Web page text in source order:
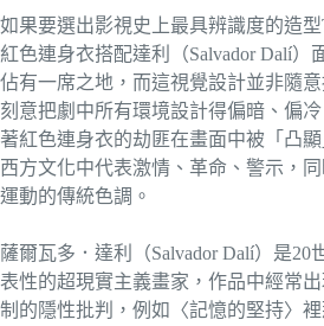
如果要選出影視史上最具辨識度的造型
紅色連身衣搭配達利（Salvador Dalí）
佔有一席之地，而這視覺設計並非隨
刻意把劇中所有環境設計得偏暗、偏
著紅色連身衣的劫匪在畫面中被「凸
西方文化中代表激情、革命、警示，
運動的傳統色調。
薩爾瓦多．達利（Salvador Dalí）是20
表性的超現實主義畫家，作品中經常
制的隱性批判，例如〈記憶的堅持〉裡